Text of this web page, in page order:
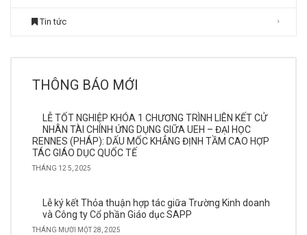
Tin tức
THÔNG BÁO MỚI
LỄ TỐT NGHIỆP KHÓA 1 CHƯƠNG TRÌNH LIÊN KẾT CỬ
NHÂN TÀI CHÍNH ỨNG DỤNG GIỮA UEH – ĐẠI HỌC
RENNES (PHÁP): DẤU MỐC KHẲNG ĐỊNH TẦM CAO HỢP
TÁC GIÁO DỤC QUỐC TẾ
THÁNG 12 5, 2025
Lễ ký kết Thỏa thuận hợp tác giữa Trường Kinh doanh
và Công ty Cổ phần Giáo dục SAPP
THÁNG MƯỜI MỘT 28, 2025